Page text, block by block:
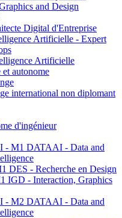
and Design
Digital d'Entreprise
Artificielle - Expert
Artificielle
autonome
international non diplomant
d'ingénieur
- M1 DATAAI - Data and
DES - Recherche en Design
IGD - Interaction, Graphics
- M2 DATAAI - Data and